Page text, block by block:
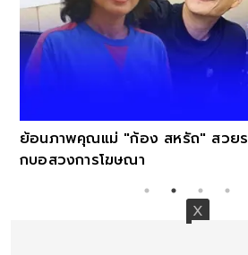
ยระดับนางเอก อดีตบิ๊